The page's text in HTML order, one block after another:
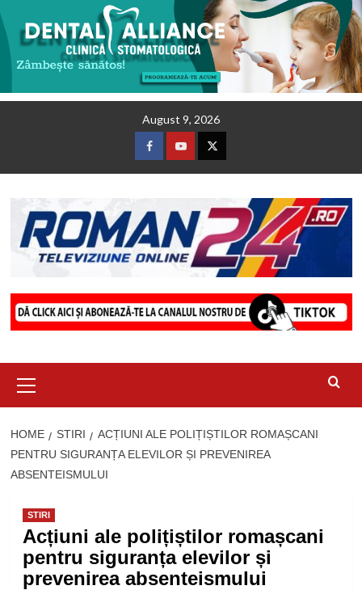
August 9, 2026
FacebookYoutubeTwitter
Menu
HOME STIRI
ACȚIUNI ALE POLIȚIȘTILOR ROMAȘCANI
PENTRU SIGURANȚA ELEVILOR ȘI PREVENIREA
ABSENTEISMULUI
STIRI
Acțiuni ale polițiștilor romașcani
pentru siguranța elevilor și
prevenirea absenteismului